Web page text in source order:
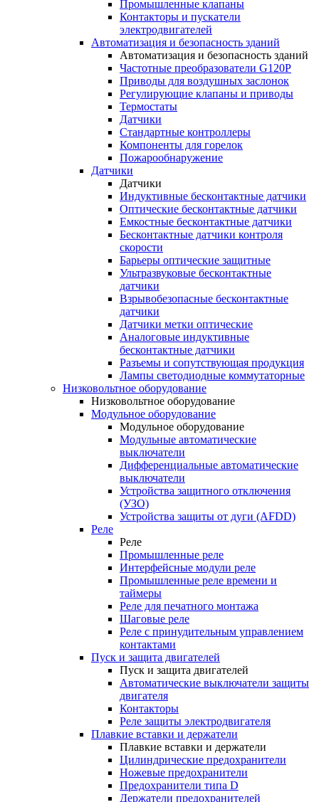
Промышленные клапаны
Контакторы и пускатели
электродвигателей
Автоматизация и безопасность зданий
Автоматизация и безопасность зданий
Частотные преобразователи G120P
Приводы для воздушных заслонок
Регулирующие клапаны и приводы
Термостаты
Датчики
Стандартные контроллеры
Компоненты для горелок
Пожарообнаружение
Датчики
Датчики
Индуктивные бесконтактные датчики
Оптические бесконтактные датчики
Емкостные бесконтактные датчики
Бесконтактные датчики контроля
скорости
Барьеры оптические защитные
Ультразвуковые бесконтактные
датчики
Взрывобезопасные бесконтактные
датчики
Датчики метки оптические
Аналоговые индуктивные
бесконтактные датчики
Разъемы и сопутствующая продукция
Лампы светодиодные коммутаторные
Низковольтное оборудование
Низковольтное оборудование
Модульное оборудование
Модульное оборудование
Модульные автоматические
выключатели
Дифференциальные автоматические
выключатели
Устройства защитного отключения
(УЗО)
Устройства защиты от дуги (AFDD)
Реле
Реле
Промышленные реле
Интерфейсные модули реле
Промышленные реле времени и
таймеры
Реле для печатного монтажа
Шаговые реле
Реле с принудительным управлением
контактами
Пуск и защита двигателей
Пуск и защита двигателей
Автоматические выключатели защиты
двигателя
Контакторы
Реле защиты электродвигателя
Плавкие вставки и держатели
Плавкие вставки и держатели
Цилиндрические предохранители
Ножевые предохранители
Предохранители типа D
Держатели предохранителей